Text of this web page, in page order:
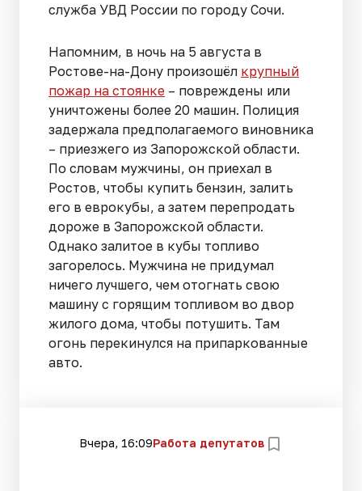
служба УВД России по городу Сочи.
Напомним, в ночь на 5 августа в
Ростове-на-Дону произошёл крупный
пожар на стоянке – повреждены или
уничтожены более 20 машин. Полиция
задержала предполагаемого виновника
– приезжего из Запорожской области.
По словам мужчины, он приехал в
Ростов, чтобы купить бензин, залить
его в еврокубы, а затем перепродать
дороже в Запорожской области.
Однако залитое в кубы топливо
загорелось. Мужчина не придумал
ничего лучшего, чем отогнать свою
машину с горящим топливом во двор
жилого дома, чтобы потушить. Там
огонь перекинулся на припаркованные
авто.
Вчера, 16:09Работа депутатов